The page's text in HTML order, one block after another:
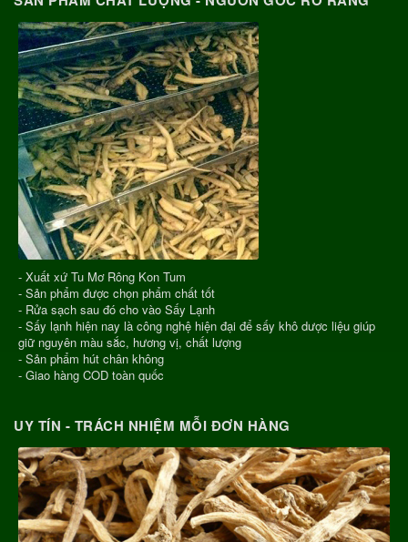
- Xuất xứ Tu Mơ Rông Kon Tum
- Sản phẩm được chọn phẩm chất tốt
- Rửa sạch sau đó cho vào Sấy Lạnh
- Sấy lạnh hiện nay là công nghệ hiện đại để sấy khô dược liệu giúp
giữ nguyên màu sắc, hương vị, chất lượng
- Sản phẩm hút chân không
- Giao hàng COD toàn quốc
UY TÍN - TRÁCH NHIỆM MỖI ĐƠN HÀNG